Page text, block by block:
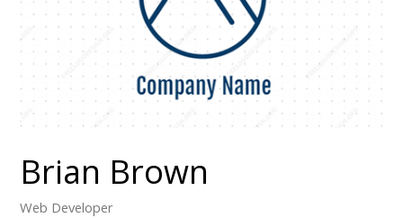
Brian Brown
Web Developer